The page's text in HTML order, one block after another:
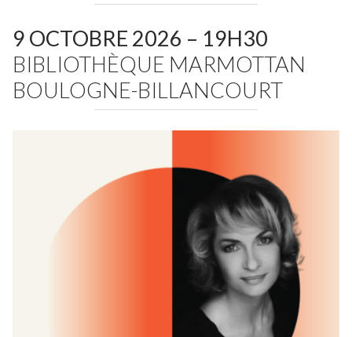
Fuoco Jazz
Archives
Vidéos
Galerie
Actions
Nous soutenir
Contact
9 OCTOBRE 2026 – 19H30
BIBLIOTHÈQUE MARMOTTAN
BOULOGNE-BILLANCOURT